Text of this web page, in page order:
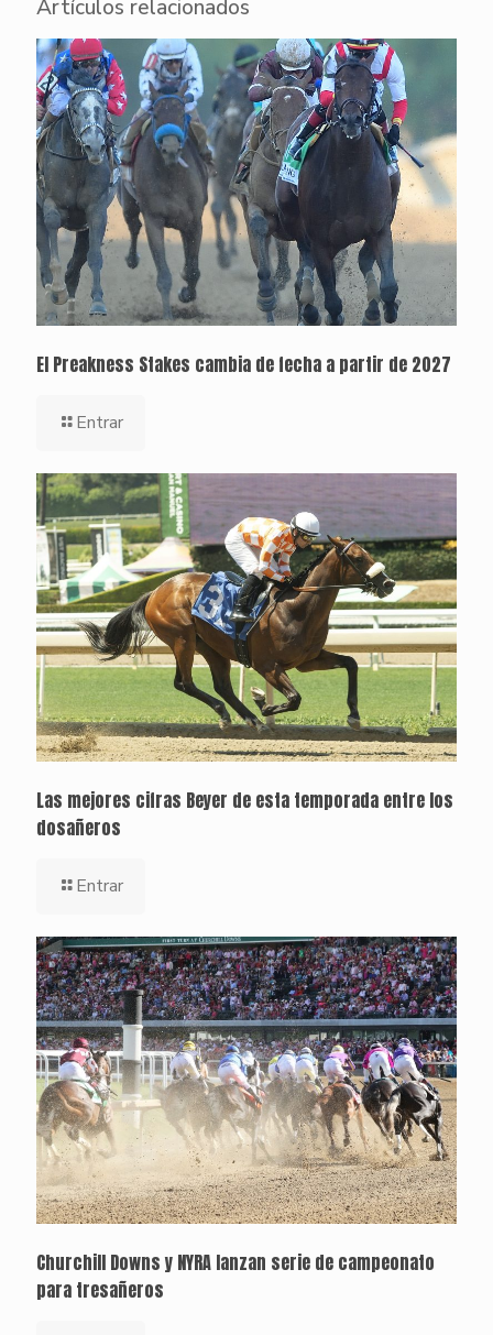
Artículos relacionados
El Preakness Stakes cambia de fecha a partir de 2027
Entrar
Las mejores cifras Beyer de esta temporada entre los
dosañeros
Entrar
Churchill Downs y NYRA lanzan serie de campeonato
para tresañeros